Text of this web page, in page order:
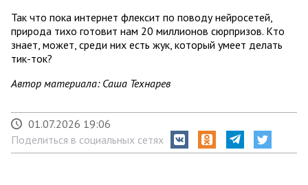
Так что пока интернет флексит по поводу нейросетей,
природа тихо готовит нам 20 миллионов сюрпризов. Кто
знает, может, среди них есть жук, который умеет делать
тик-ток?
Автор материала: Саша Технарев
01.07.2026 19:06
Поделиться в социальных сетях